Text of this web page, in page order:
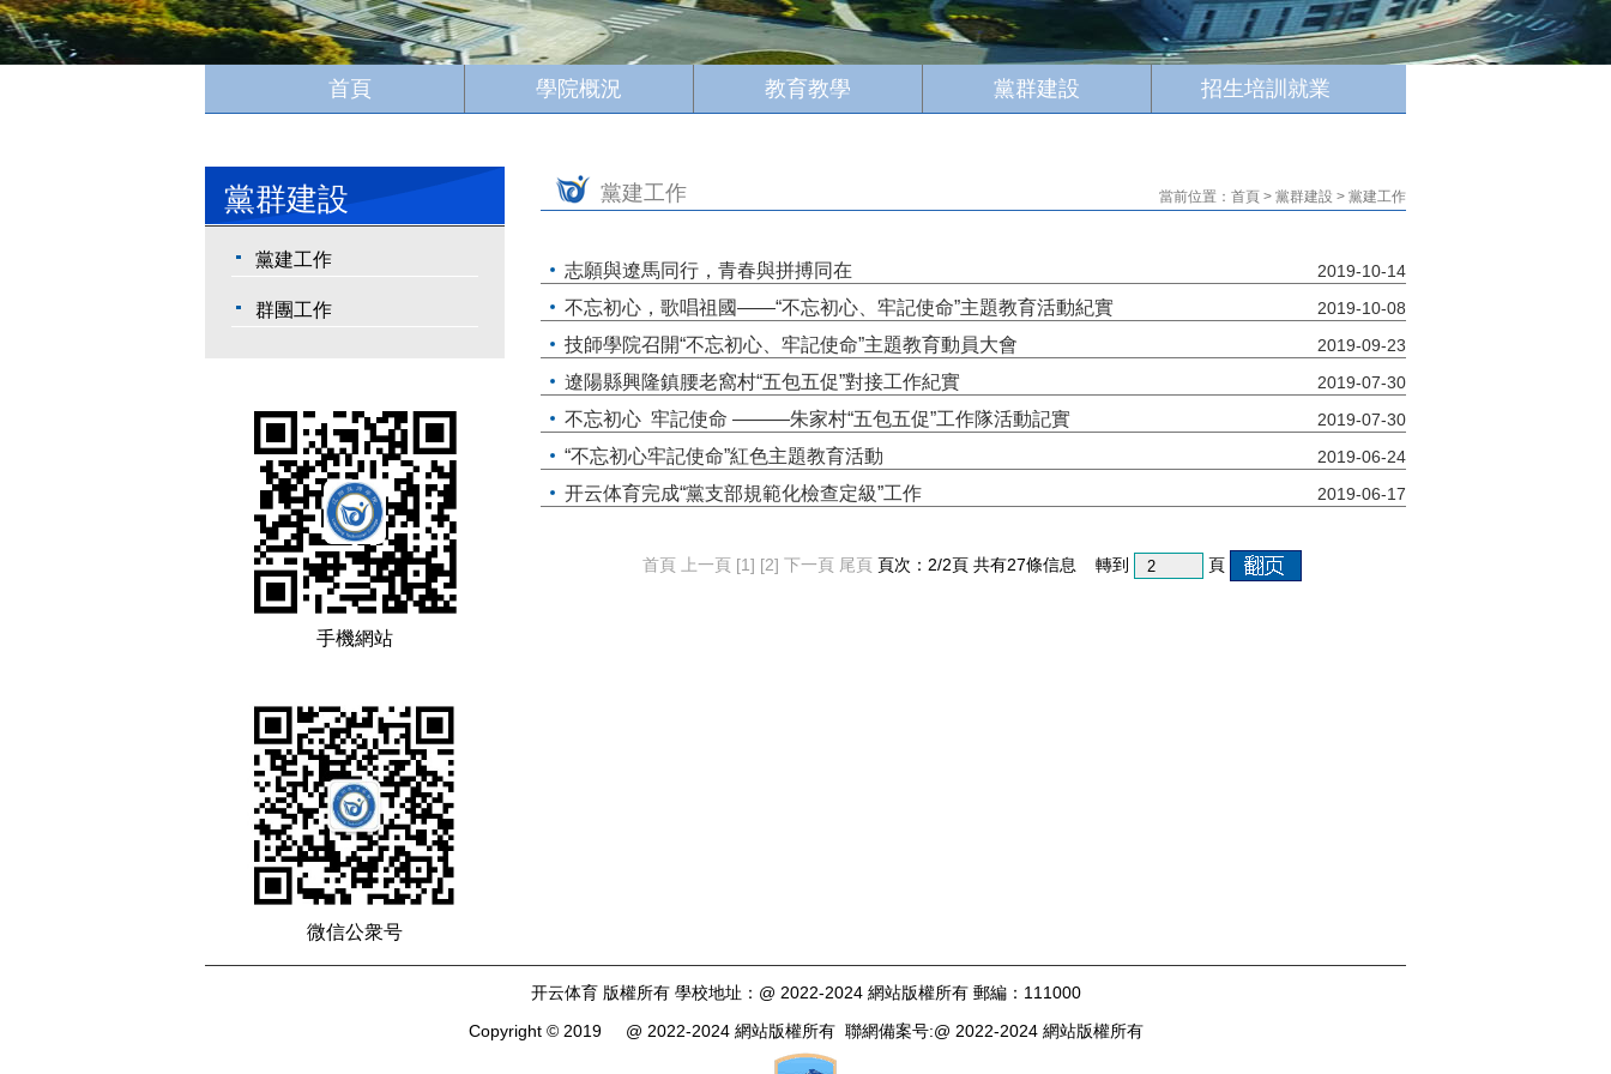
首頁 學院概況 教育教學 黨群建設 招生培訓就業
黨群建設
黨建工作
群團工作
手機網站
微信公衆号
黨建工作 當前位置：首頁 > 黨群建設 > 黨建工作
志願與遼馬同行，青春與拼搏同在 2019-10-14
不忘初心，歌唱祖國——“不忘初心、牢記使命”主題教育活動紀實 2019-10-08
技師學院召開“不忘初心、牢記使命”主題教育動員大會 2019-09-23
遼陽縣興隆鎮腰老窩村“五包五促”對接工作紀實 2019-07-30
不忘初心 牢記使命 ―――朱家村“五包五促”工作隊活動記實 2019-07-30
“不忘初心牢記使命”紅色主題教育活動 2019-06-24
开云体育完成“黨支部規範化檢查定級”工作 2019-06-17
首頁 上一頁 [1] [2] 下一頁 尾頁 頁次：2/2頁 共有27條信息 轉到 頁
开云体育 版權所有 學校地址：@ 2022-2024 網站版權所有 郵編：111000
Copyright © 2019 @ 2022-2024 網站版權所有 聯網備案号:@ 2022-2024 網站版權所有